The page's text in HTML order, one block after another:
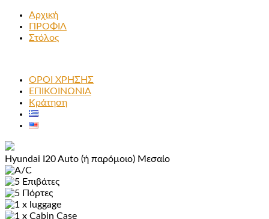
Αρχική
ΠΡΟΦΙΛ
Στόλος
ΟΡΟΙ ΧΡΗΣΗΣ
ΕΠΙΚΟΙΝΩΝΙΑ
Κράτηση
Hyundai I20 Auto (ή παρόμοιο) Μεσαίο